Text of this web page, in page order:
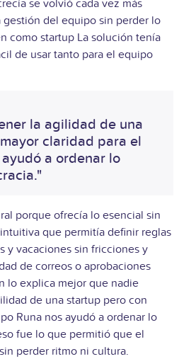
se volvió cada vez más
del equipo sin perder lo
como startup La solución tenía
de usar tanto para el equipo
la agilidad de una
claridad para el
a ordenar lo
porque ofrecía lo esencial sin
que permitía definir reglas
y vacaciones sin fricciones y
de correos o aprobaciones
lo explica mejor que nadie
de una startup pero con
Runa nos ayudó a ordenar lo
fue lo que permitió que el
perder ritmo ni cultura.